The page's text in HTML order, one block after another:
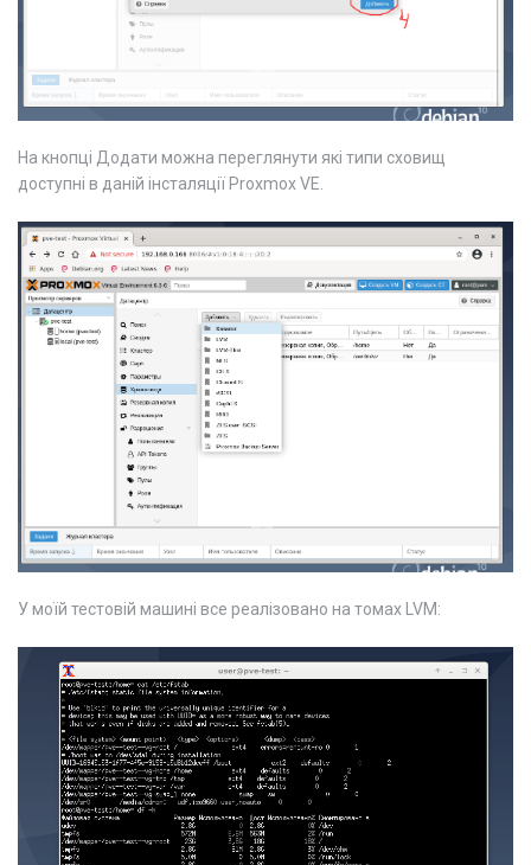
На кнопці Додати можна переглянути які типи сховищ
доступні в даній інсталяції Proxmox VE.
У моїй тестовій машині все реалізовано на томах LVM: